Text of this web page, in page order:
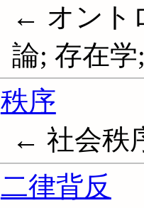
← オント
論; 存在学
秩序
← 社会秩
二律背反